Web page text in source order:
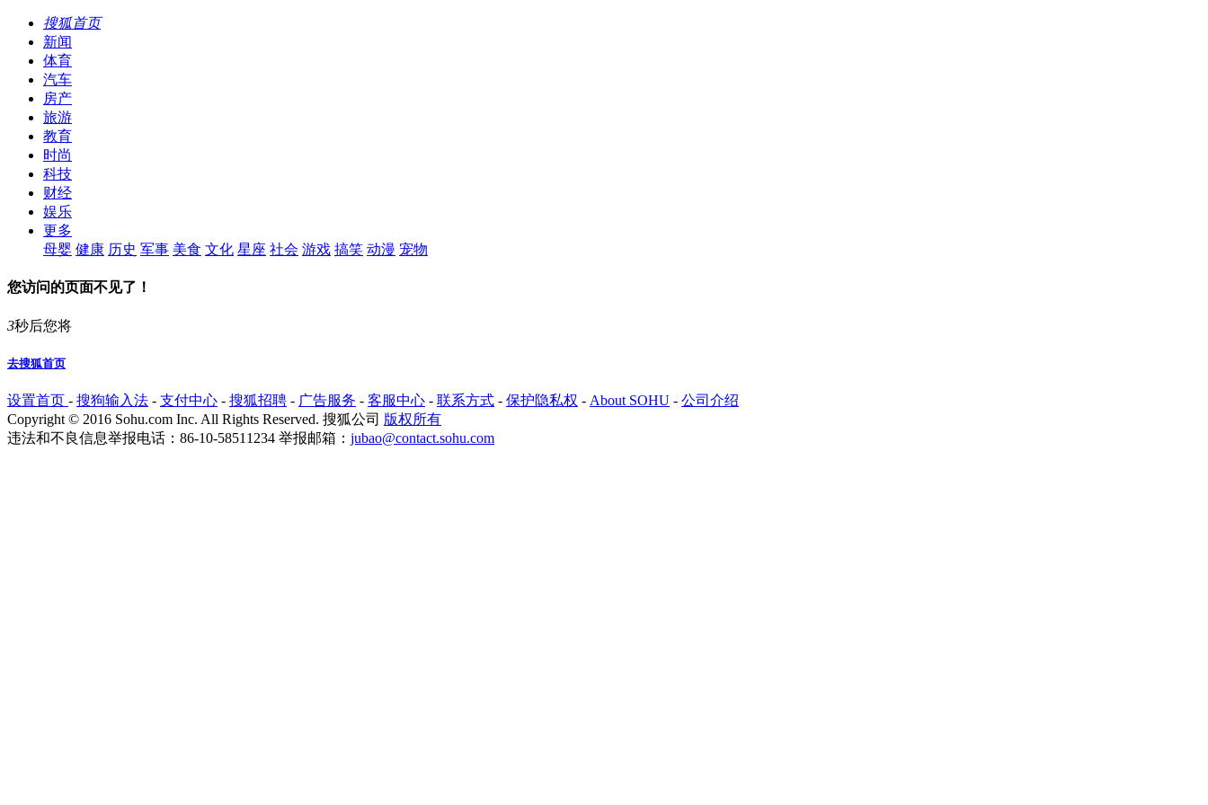
搜狐首页
新闻
体育
汽车
房产
旅游
教育
时尚
科技
财经
娱乐
更多
母婴 健康 历史 军事 美食 文化 星座 社会 游戏 搞笑 动漫 宠物
您访问的页面不见了！
3秒后您将
去搜狐首页
设置首页 - 搜狗输入法 - 支付中心 - 搜狐招聘 - 广告服务 - 客服中心 - 联系方式 - 保护隐私权 - About SOHU - 公司介绍
Copyright © 2016 Sohu.com Inc. All Rights Reserved. 搜狐公司 版权所有
违法和不良信息举报电话：86-10-58511234 举报邮箱： jubao@contact.sohu.com